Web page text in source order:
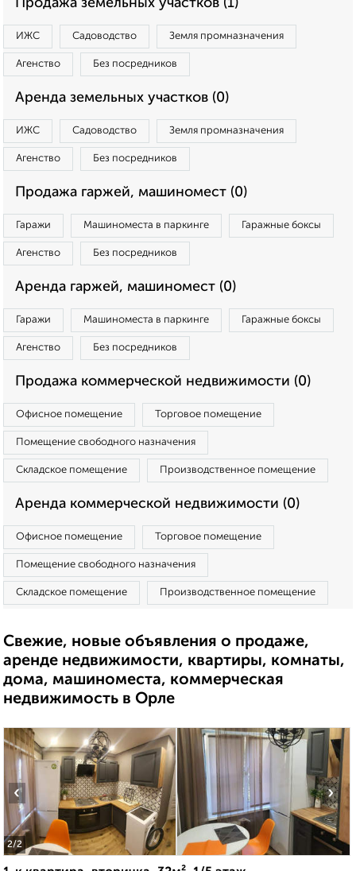
Продажа земельных участков (1)
ИЖС Садоводство Земля промназначения
Агенство Без посредников
Аренда земельных участков (0)
ИЖС Садоводство Земля промназначения
Агенство Без посредников
Продажа гаржей, машиномест (0)
Гаражи Машиноместа в паркинге Гаражные боксы
Агенство Без посредников
Аренда гаржей, машиномест (0)
Гаражи Машиноместа в паркинге Гаражные боксы
Агенство Без посредников
Продажа коммерческой недвижимости (0)
Офисное помещение Торговое помещение
Помещение свободного назначения
Складское помещение Производственное помещение
Аренда коммерческой недвижимости (0)
Офисное помещение Торговое помещение
Помещение свободного назначения
Складское помещение Производственное помещение
Свежие, новые объявления о продаже,
аренде недвижимости, квартиры, комнаты,
дома, машиноместа, коммерческая
недвижимость в Орле
2/2
‹ ›